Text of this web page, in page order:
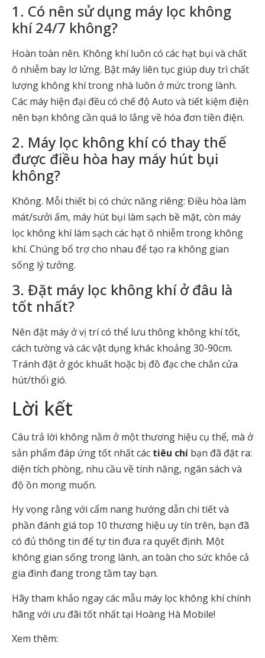
1. Có nên sử dụng máy lọc không
khí 24/7 không?
Hoàn toàn nên. Không khí luôn có các hạt bụi và chất
ô nhiễm bay lơ lửng. Bật máy liên tục giúp duy trì chất
lượng không khí trong nhà luôn ở mức trong lành.
Các máy hiện đại đều có chế độ Auto và tiết kiệm điện
nên bạn không cần quá lo lắng về hóa đơn tiền điện.
2. Máy lọc không khí có thay thế
được điều hòa hay máy hút bụi
không?
Không. Mỗi thiết bị có chức năng riêng: Điều hòa làm
mát/sưởi ấm, máy hút bụi làm sạch bề mặt, còn máy
lọc không khí làm sạch các hạt ô nhiễm trong không
khí. Chúng bổ trợ cho nhau để tạo ra không gian
sống lý tưởng.
3. Đặt máy lọc không khí ở đâu là
tốt nhất?
Nên đặt máy ở vị trí có thể lưu thông không khí tốt,
cách tường và các vật dụng khác khoảng 30-90cm.
Tránh đặt ở góc khuất hoặc bị đồ đạc che chắn cửa
hút/thổi gió.
Lời kết
Câu trả lời không nằm ở một thương hiệu cụ thể, mà ở
sản phẩm đáp ứng tốt nhất các tiêu chí bạn đã đặt ra:
diện tích phòng, nhu cầu về tính năng, ngân sách và
độ ồn mong muốn.
Hy vọng rằng với cẩm nang hướng dẫn chi tiết và
phần đánh giá top 10 thương hiệu uy tín trên, bạn đã
có đủ thông tin để tự tin đưa ra quyết định. Một
không gian sống trong lành, an toàn cho sức khỏe cả
gia đình đang trong tầm tay bạn.
Hãy tham khảo ngay các mẫu máy lọc không khí chính
hãng với ưu đãi tốt nhất tại Hoàng Hà Mobile!
Xem thêm: